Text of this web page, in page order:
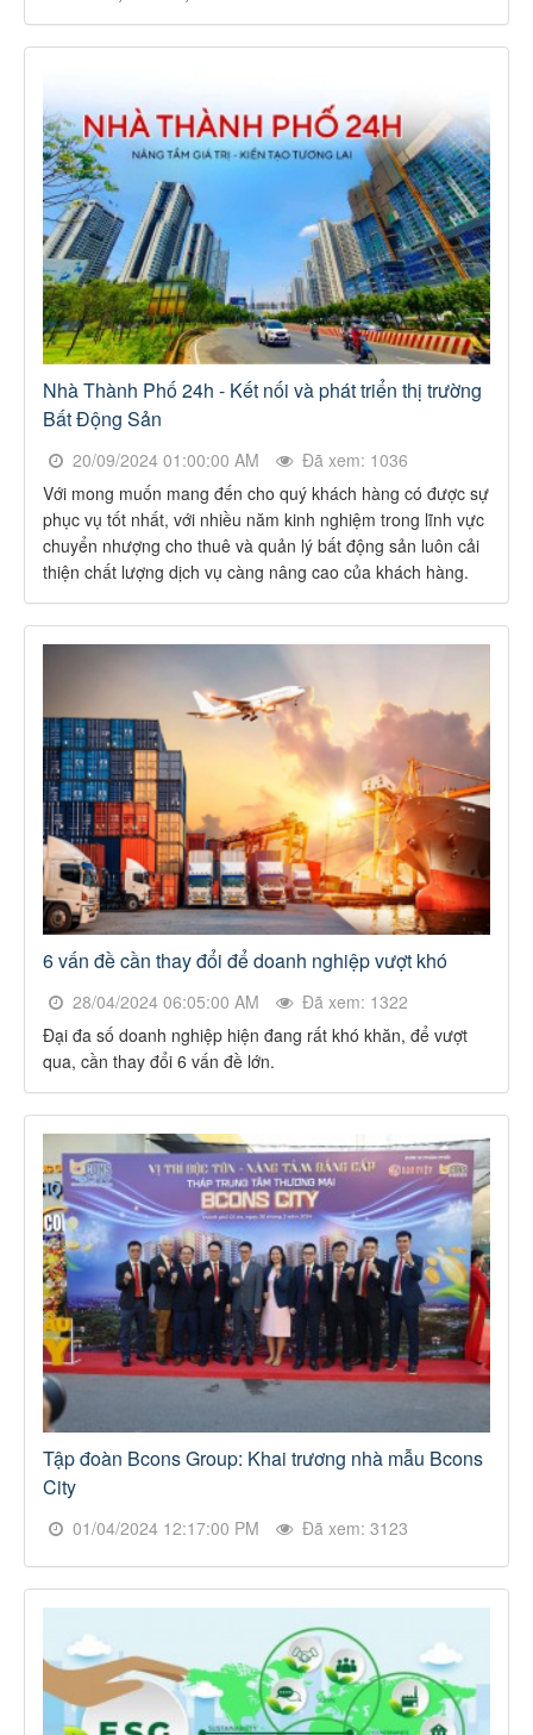
Nhà Thành Phố 24h - Kết nối và phát triển thị trường
Bất Động Sản
20/09/2024 01:00:00 AM
Đã xem: 1036
Với mong muốn mang đến cho quý khách hàng có được sự
phục vụ tốt nhất, với nhiều năm kinh nghiệm trong lĩnh vực
chuyển nhượng cho thuê và quản lý bất động sản luôn cải
thiện chất lượng dịch vụ càng nâng cao của khách hàng.
6 vấn đề cần thay đổi để doanh nghiệp vượt khó
28/04/2024 06:05:00 AM
Đã xem: 1322
Đại đa số doanh nghiệp hiện đang rất khó khăn, để vượt
qua, cần thay đổi 6 vấn đề lớn.
Tập đoàn Bcons Group: Khai trương nhà mẫu Bcons
City
01/04/2024 12:17:00 PM Đã xem: 3123